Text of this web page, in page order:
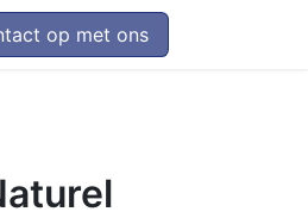
op met ons